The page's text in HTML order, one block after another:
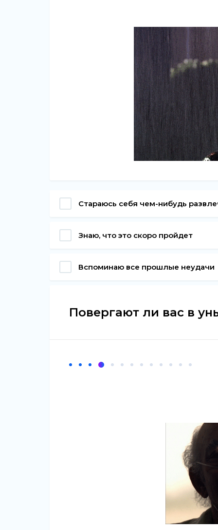
Стараюсь себя чем-нибудь
Знаю, что это скоро пройдет
Вспоминаю все прошлые неудачи
Повергают ли вас в